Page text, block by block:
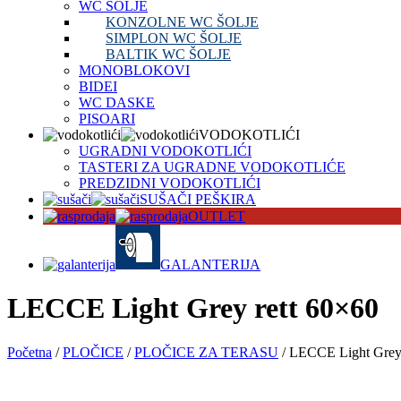
WC ŠOLJE
KONZOLNE WC ŠOLJE
SIMPLON WC ŠOLJE
BALTIK WC ŠOLJE
MONOBLOKOVI
BIDEI
WC DASKE
PISOARI
VODOKOTLIĆI
UGRADNI VODOKOTLIĆI
TASTERI ZA UGRADNE VODOKOTLIĆE
PREDZIDNI VODOKOTLIĆI
SUŠAČI PEŠKIRA
OUTLET
GALANTERIJA
LECCE Light Grey rett 60×60
Početna /PLOČICE /PLOČICE ZA TERASU / LECCE Light